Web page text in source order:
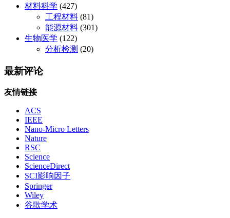
材料科学 (427)
工程材料 (81)
能源材料 (301)
生物医学 (122)
分析检测 (20)
最新评论
友情链接
ACS
IEEE
Nano-Micro Letters
Nature
RSC
Science
ScienceDirect
SCI影响因子
Springer
Wiley
谷歌学术